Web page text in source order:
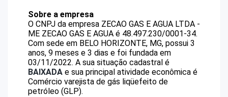
Sobre a empresa
O CNPJ da empresa ZECAO GAS E AGUA LTDA -
ME ZECAO GAS E AGUA é 48.497.230/0001-34.
Com sede em BELO HORIZONTE, MG, possui 3
anos, 9 meses e 3 dias e foi fundada em
03/11/2022. A sua situação cadastral é
BAIXADA e sua principal atividade econômica é
Comércio varejista de gás liqüefeito de
petróleo (GLP).